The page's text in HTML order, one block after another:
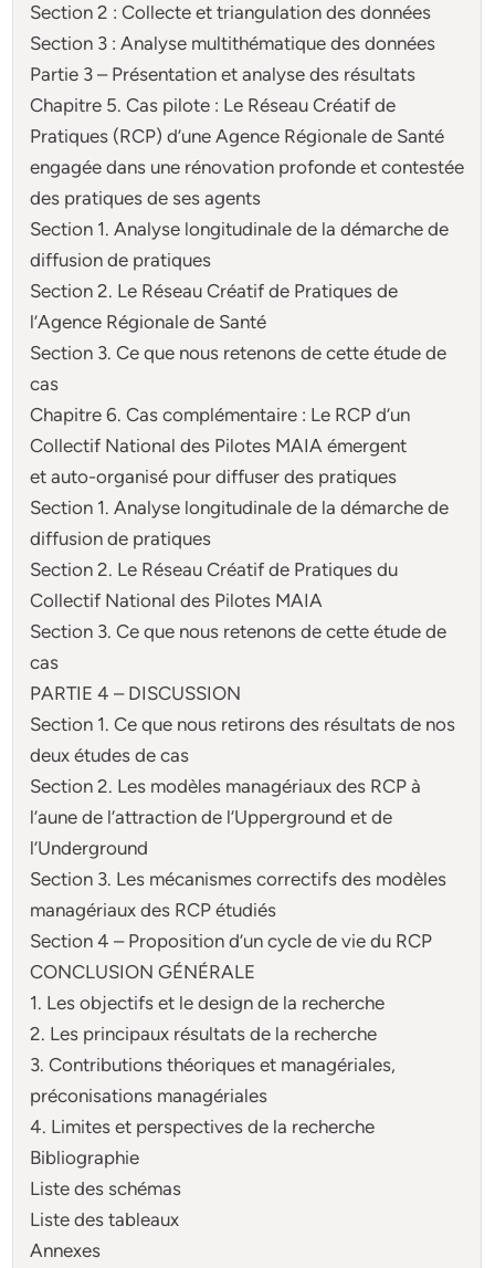
Section 2 : Collecte et triangulation des données
Section 3 : Analyse multithématique des données
Partie 3 – Présentation et analyse des résultats
Chapitre 5. Cas pilote : Le Réseau Créatif de
Pratiques (RCP) d’une Agence Régionale de Santé
engagée dans une rénovation profonde et contestée
des pratiques de ses agents
Section 1. Analyse longitudinale de la démarche de
diffusion de pratiques
Section 2. Le Réseau Créatif de Pratiques de
l’Agence Régionale de Santé
Section 3. Ce que nous retenons de cette étude de
cas
Chapitre 6. Cas complémentaire : Le RCP d’un
Collectif National des Pilotes MAIA émergent
et auto-organisé pour diffuser des pratiques
Section 1. Analyse longitudinale de la démarche de
diffusion de pratiques
Section 2. Le Réseau Créatif de Pratiques du
Collectif National des Pilotes MAIA
Section 3. Ce que nous retenons de cette étude de
cas
PARTIE 4 – DISCUSSION
Section 1. Ce que nous retirons des résultats de nos
deux études de cas
Section 2. Les modèles managériaux des RCP à
l’aune de l’attraction de l’Upperground et de
l’Underground
Section 3. Les mécanismes correctifs des modèles
managériaux des RCP étudiés
Section 4 – Proposition d’un cycle de vie du RCP
CONCLUSION GÉNÉRALE
1. Les objectifs et le design de la recherche
2. Les principaux résultats de la recherche
3. Contributions théoriques et managériales,
préconisations managériales
4. Limites et perspectives de la recherche
Bibliographie
Liste des schémas
Liste des tableaux
Annexes